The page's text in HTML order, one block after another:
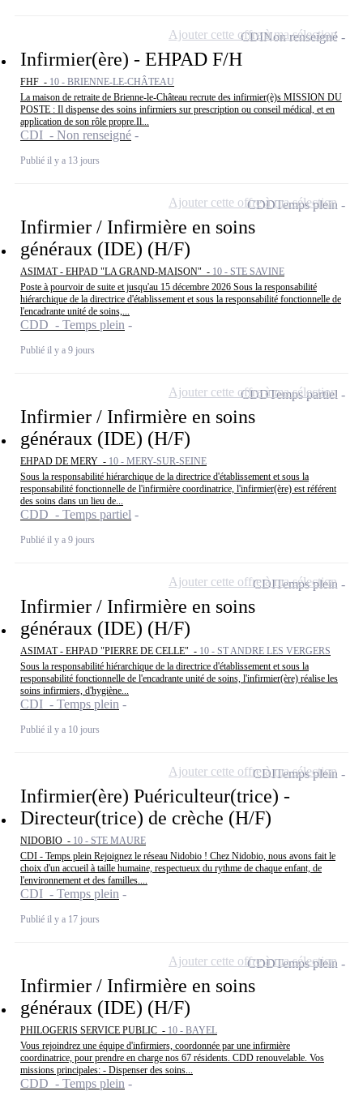
Infirmier(ère) - EHPAD F/H
FHF - 10 - BRIENNE-LE-CHÂTEAU
La maison de retraite de Brienne-le-Château recrute des infirmier(è)s MISSION DU
POSTE : Il dispense des soins infirmiers sur prescription ou conseil médical, et en
application de son rôle propre.Il...
CDI - Non renseigné
Publié il y a 13 jours
CDINon renseigné
Ajouter cette offre à ma sélection
Infirmier / Infirmière en soins
généraux (IDE) (H/F)
ASIMAT - EHPAD "LA GRAND-MAISON" - 10 - STE SAVINE
Poste à pourvoir de suite et jusqu'au 15 décembre 2026 Sous la responsabilité
hiérarchique de la directrice d'établissement et sous la responsabilité fonctionnelle de
l'encadrante unité de soins,...
CDD - Temps plein
Publié il y a 9 jours
CDDTemps plein
Ajouter cette offre à ma sélection
Infirmier / Infirmière en soins
généraux (IDE) (H/F)
EHPAD DE MERY - 10 - MERY-SUR-SEINE
Sous la responsabilité hiérarchique de la directrice d'établissement et sous la
responsabilité fonctionnelle de l'infirmière coordinatrice, l'infirmier(ère) est référent
des soins dans un lieu de...
CDD - Temps partiel
Publié il y a 9 jours
CDDTemps partiel
Ajouter cette offre à ma sélection
Infirmier / Infirmière en soins
généraux (IDE) (H/F)
ASIMAT - EHPAD "PIERRE DE CELLE" - 10 - ST ANDRE LES VERGERS
Sous la responsabilité hiérarchique de la directrice d'établissement et sous la
responsabilité fonctionnelle de l'encadrante unité de soins, l'infirmier(ère) réalise les
soins infirmiers, d'hygiène...
CDI - Temps plein
Publié il y a 10 jours
CDITemps plein
Ajouter cette offre à ma sélection
Infirmier(ère) Puériculteur(trice) -
Directeur(trice) de crèche (H/F)
NIDOBIO - 10 - STE MAURE
CDI - Temps plein Rejoignez le réseau Nidobio ! Chez Nidobio, nous avons fait le
choix d'un accueil à taille humaine, respectueux du rythme de chaque enfant, de
l'environnement et des familles....
CDI - Temps plein
Publié il y a 17 jours
CDITemps plein
Ajouter cette offre à ma sélection
Infirmier / Infirmière en soins
généraux (IDE) (H/F)
PHILOGERIS SERVICE PUBLIC - 10 - BAYEL
Vous rejoindrez une équipe d'infirmiers, coordonnée par une infirmière
coordinatrice, pour prendre en charge nos 67 résidents. CDD renouvelable. Vos
missions principales: - Dispenser des soins...
CDD - Temps plein
CDDTemps plein
Ajouter cette offre à ma sélection